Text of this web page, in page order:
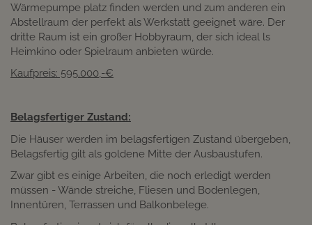
Wärmepumpe platz finden werden und zum anderen ein
Abstellraum der perfekt als Werkstatt geeignet wäre. Der
dritte Raum ist ein großer Hobbyraum, der sich ideal ls
Heimkino oder Spielraum anbieten würde.
Kaufpreis: 595.000,-€
Belagsfertiger Zustand:
Die Häuser werden im belagsfertigen Zustand übergeben,
Belagsfertig gilt als goldene Mitte der Ausbaustufen.
Zwar gibt es einige Arbeiten, die noch erledigt werden
müssen - Wände streiche, Fliesen und Bodenlegen,
Innentüren, Terrassen und Balkonbelege.